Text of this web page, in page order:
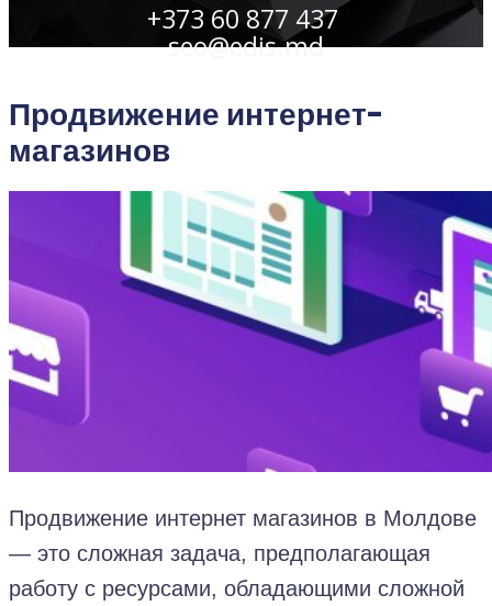
+373 60 877 437
seo@edis.md
Продвижение интернет-
магазинов
Продвижение интернет магазинов в Молдове
— это сложная задача, предполагающая
работу с ресурсами, обладающими сложной